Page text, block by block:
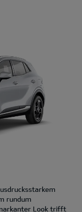
rundum
Look trifft